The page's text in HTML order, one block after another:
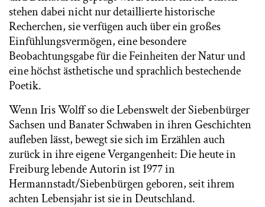
stehen dabei nicht nur detaillierte historische
Recherchen, sie verfügen auch über ein großes
Einfühlungsvermögen, eine besondere
Beobachtungsgabe für die Feinheiten der Natur und
eine höchst ästhetische und sprachlich bestechende
Poetik.
Wenn Iris Wolff so die Lebenswelt der Siebenbürger
Sachsen und Banater Schwaben in ihren Geschichten
aufleben lässt, bewegt sie sich im Erzählen auch
zurück in ihre eigene Vergangenheit: Die heute in
Freiburg lebende Autorin ist 1977 in
Hermannstadt/Siebenbürgen geboren, seit ihrem
achten Lebensjahr ist sie in Deutschland.